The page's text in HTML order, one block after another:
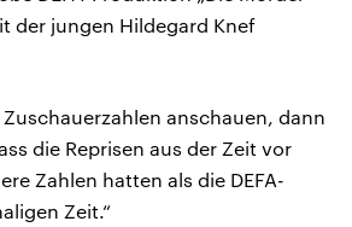
der jungen Hildegard Knef
Zuschauerzahlen anschauen, dann
die Reprisen aus der Zeit vor
Zahlen hatten als die DEFA-
Zeit.“